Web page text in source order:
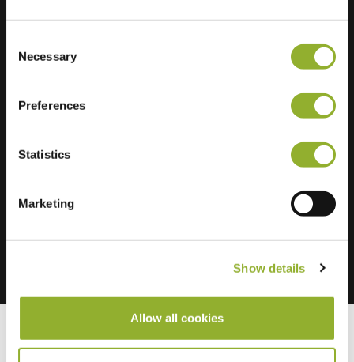
Selection
Necessary
Preferences
Statistics
Marketing
Show details
Allow all cookies